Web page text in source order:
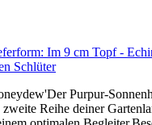
Im 9 cm Topf -
Schlüter
Purpur-
Reihe deiner